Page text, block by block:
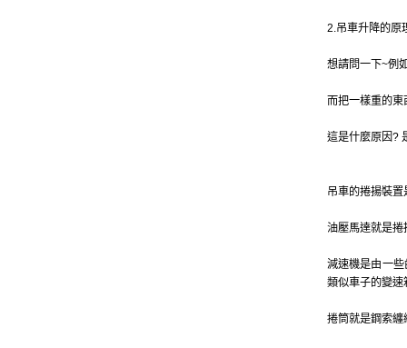
2.吊車升降的原
想請問一下~例
而把一樣重的
這是什麼原因?
吊車的捲揚裝
油壓馬達就是捲
減速機是由一
類似車子的變速
捲筒就是鋼索纏